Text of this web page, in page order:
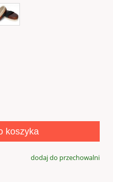
koszyka
dodaj do przechowalni